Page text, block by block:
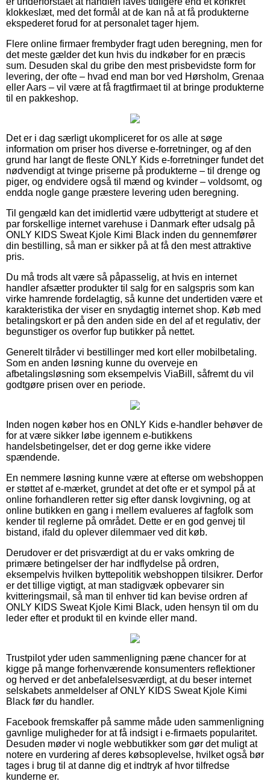
klokkeslæt, med det formål at de kan nå at få produkterne
ekspederet forud for at personalet tager hjem.
Flere online firmaer frembyder fragt uden beregning, men for
det meste gælder det kun hvis du indkøber for en præcis
sum. Desuden skal du gribe den mest prisbevidste form for
levering, der ofte – hvad end man bor ved Hørsholm, Grenaa
eller Aars – vil være at få fragtfirmaet til at bringe produkterne
til en pakkeshop.
Det er i dag særligt ukompliceret for os alle at søge
information om priser hos diverse e-forretninger, og af den
grund har langt de fleste ONLY Kids e-forretninger fundet det
nødvendigt at tvinge priserne på produkterne – til drenge og
piger, og endvidere også til mænd og kvinder – voldsomt, og
endda nogle gange præstere levering uden beregning.
Til gengæld kan det imidlertid være udbytterigt at studere et
par forskellige internet varehuse i Danmark efter udsalg på
ONLY KIDS Sweat Kjole Kimi Black inden du gennemfører
din bestilling, så man er sikker på at få den mest attraktive
pris.
Du må trods alt være så påpasselig, at hvis en internet
handler afsætter produkter til salg for en salgspris som kan
virke hamrende fordelagtig, så kunne det undertiden være et
karakteristika der viser en snydagtig internet shop. Køb med
betalingskort er på den anden side en del af et regulativ, der
begunstiger os overfor fup butikker på nettet.
Generelt tilråder vi bestillinger med kort eller mobilbetaling.
Som en anden løsning kunne du overveje en
afbetalingsløsning som eksempelvis ViaBill, såfremt du vil
godtgøre prisen over en periode.
Inden nogen køber hos en ONLY Kids e-handler behøver de
for at være sikker løbe igennem e-butikkens
handelsbetingelser, det er dog gerne ikke videre
spændende.
En nemmere løsning kunne være at efterse om webshoppen
er støttet af e-mærket, grundet at det ofte er et sympol på at
online forhandleren retter sig efter dansk lovgivning, og at
online butikken en gang i mellem evalueres af fagfolk som
kender til reglerne på området. Dette er en god genvej til
bistand, ifald du oplever dilemmaer ved dit køb.
Derudover er det prisværdigt at du er vaks omkring de
primære betingelser der har indflydelse på ordren,
eksempelvis hvilken byttepolitik webshoppen tilsikrer. Derfor
er det tillige vigtigt, at man stadigvæk opbevarer sin
kvitteringsmail, så man til enhver tid kan bevise ordren af
ONLY KIDS Sweat Kjole Kimi Black, uden hensyn til om du
leder efter et produkt til en kvinde eller mand.
Trustpilot yder uden sammenligning pæne chancer for at
kigge på mange forhenværende konsumenters reflektioner
og herved er det anbefalelsesværdigt, at du beser internet
selskabets anmeldelser af ONLY KIDS Sweat Kjole Kimi
Black før du handler.
Facebook fremskaffer på samme måde uden sammenligning
gavnlige muligheder for at få indsigt i e-firmaets popularitet.
Desuden møder vi nogle webbutikker som gør det muligt at
notere en vurdering af deres købsoplevelse, hvilket også bør
tages i brug til at danne dig et indtryk af hvor tilfredse
kunderne er.